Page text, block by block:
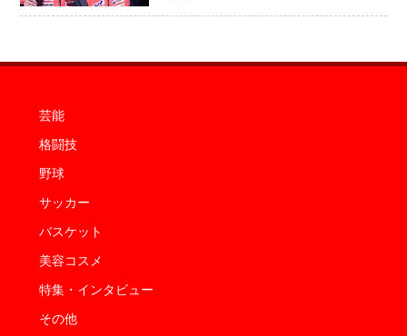
芸能
格闘技
野球
サッカー
バスケット
美容コスメ
特集・インタビュー
その他